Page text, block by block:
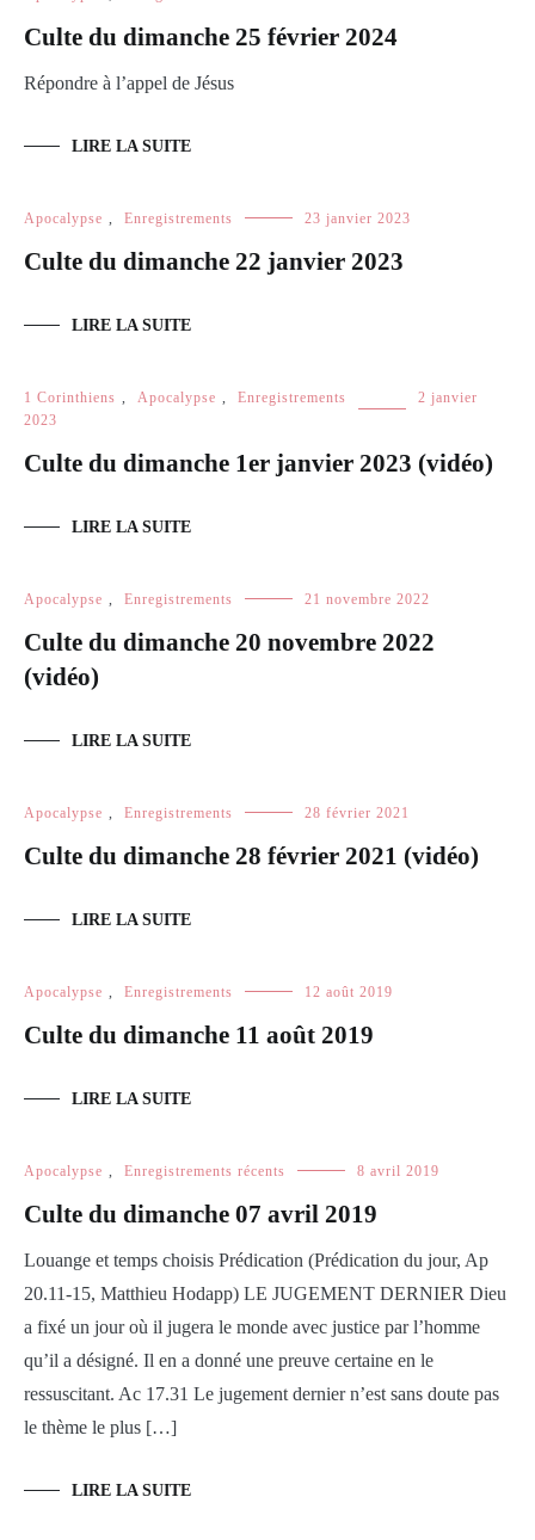
Culte du dimanche 25 février 2024
Répondre à l’appel de Jésus
LIRE LA SUITE
Apocalypse , Enregistrements 23 janvier 2023
Culte du dimanche 22 janvier 2023
LIRE LA SUITE
1 Corinthiens , Apocalypse , Enregistrements
2 janvier
2023
Culte du dimanche 1er janvier 2023 (vidéo)
LIRE LA SUITE
Apocalypse , Enregistrements 21 novembre 2022
Culte du dimanche 20 novembre 2022
(vidéo)
LIRE LA SUITE
Apocalypse , Enregistrements 28 février 2021
Culte du dimanche 28 février 2021 (vidéo)
LIRE LA SUITE
Apocalypse , Enregistrements 12 août 2019
Culte du dimanche 11 août 2019
LIRE LA SUITE
Apocalypse , Enregistrements récents 8 avril 2019
Culte du dimanche 07 avril 2019
Louange et temps choisis Prédication (Prédication du jour, Ap
20.11-15, Matthieu Hodapp) LE JUGEMENT DERNIER Dieu
a fixé un jour où il jugera le monde avec justice par l’homme
qu’il a désigné. Il en a donné une preuve certaine en le
ressuscitant. Ac 17.31 Le jugement dernier n’est sans doute pas
le thème le plus […]
LIRE LA SUITE